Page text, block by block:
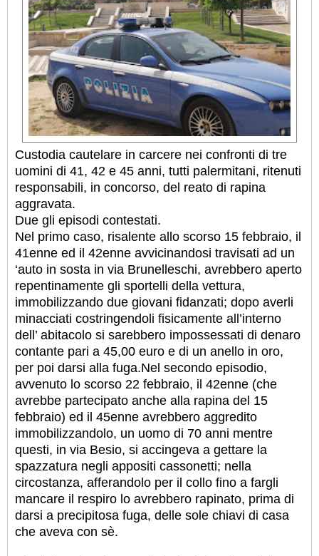
Custodia cautelare in carcere nei confronti di tre
uomini di 41, 42 e 45 anni, tutti palermitani, ritenuti
responsabili, in concorso, del reato di rapina
aggravata.
Due gli episodi contestati.
Nel primo caso, risalente allo scorso 15 febbraio, il
41enne ed il 42enne avvicinandosi travisati ad un
‘auto in sosta in via Brunelleschi, avrebbero aperto
repentinamente gli sportelli della vettura,
immobilizzando due giovani fidanzati; dopo averli
minacciati costringendoli fisicamente all’interno
dell’ abitacolo si sarebbero impossessati di denaro
contante pari a 45,00 euro e di un anello in oro,
per poi darsi alla fuga.Nel secondo episodio,
avvenuto lo scorso 22 febbraio, il 42enne (che
avrebbe partecipato anche alla rapina del 15
febbraio) ed il 45enne avrebbero aggredito
immobilizzandolo, un uomo di 70 anni mentre
questi, in via Besio, si accingeva a gettare la
spazzatura negli appositi cassonetti; nella
circostanza, afferandolo per il collo fino a fargli
mancare il respiro lo avrebbero rapinato, prima di
darsi a precipitosa fuga, delle sole chiavi di casa
che aveva con sè.